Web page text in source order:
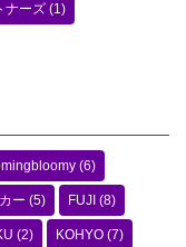
ナーズ (1)
(6)
ー (5) FUJI (8)
(2) KOHYO (7)